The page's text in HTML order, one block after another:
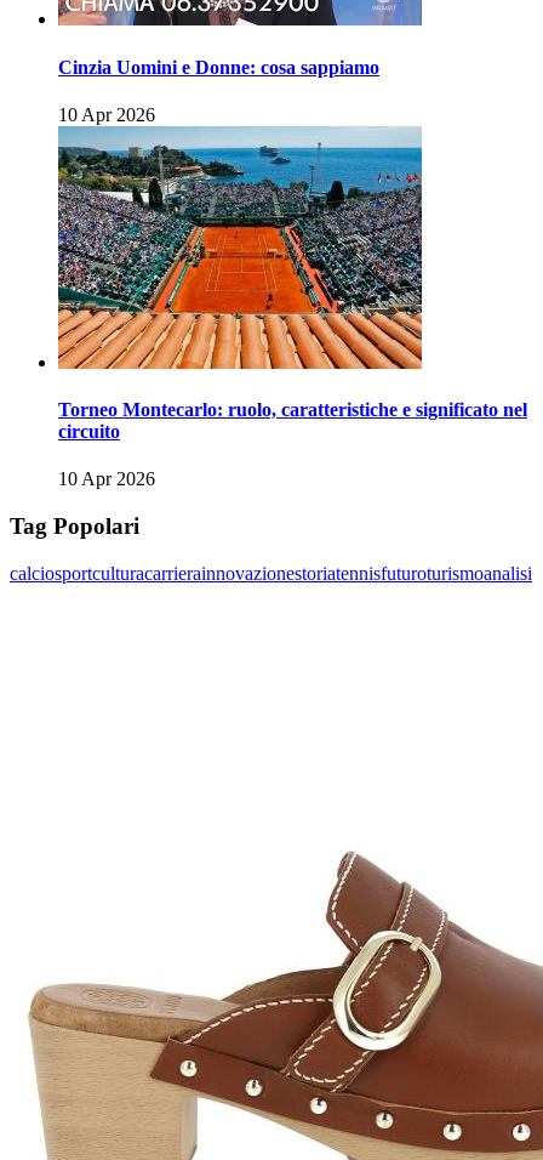
Cinzia Uomini e Donne: cosa sappiamo
10 Apr 2026
Torneo Montecarlo: ruolo, caratteristiche e significato nel
circuito
10 Apr 2026
Tag Popolari
calciosportculturacarrierainnovazionestoriatennisfuturoturismoanalisi